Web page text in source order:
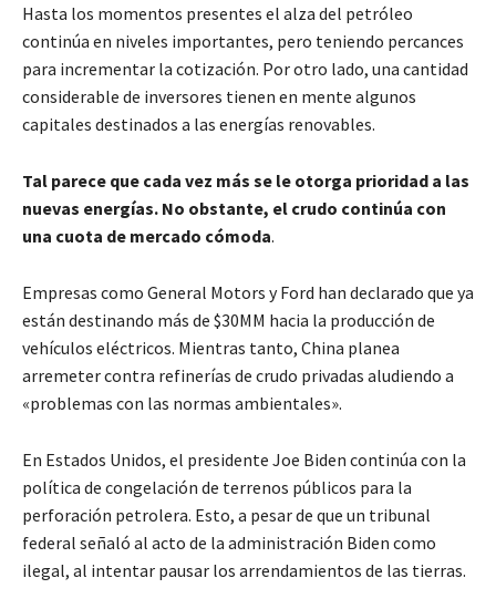
Hasta los momentos presentes el alza del petróleo
continúa en niveles importantes, pero teniendo percances
para incrementar la cotización. Por otro lado, una cantidad
considerable de inversores tienen en mente algunos
capitales destinados a las energías renovables.
Tal parece que cada vez más se le otorga prioridad a las
nuevas energías. No obstante, el crudo continúa con
una cuota de mercado cómoda.
Empresas como General Motors y Ford han declarado que ya
están destinando más de $30MM hacia la producción de
vehículos eléctricos. Mientras tanto, China planea
arremeter contra refinerías de crudo privadas aludiendo a
«problemas con las normas ambientales».
En Estados Unidos, el presidente Joe Biden continúa con la
política de congelación de terrenos públicos para la
perforación petrolera. Esto, a pesar de que un tribunal
federal señaló al acto de la administración Biden como
ilegal, al intentar pausar los arrendamientos de las tierras.